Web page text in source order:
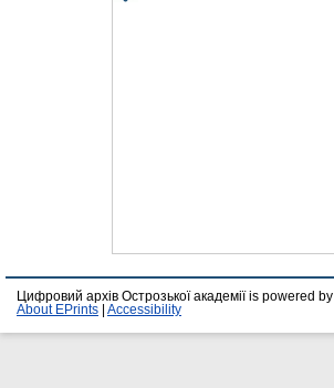
Цифровий архів Острозької академії is powered by
About EPrints
Accessibility